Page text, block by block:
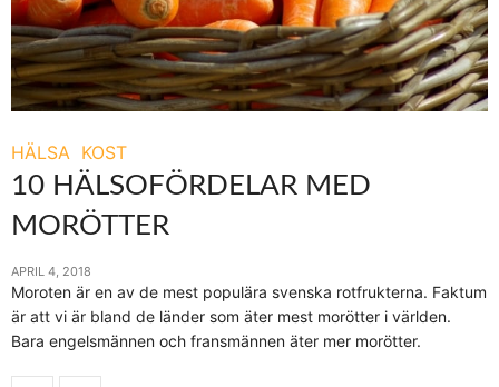
HÄLSA KOST
10 HÄLSOFÖRDELAR MED
MORÖTTER
APRIL 4, 2018
Moroten är en av de mest populära svenska rotfrukterna. Faktum
är att vi är bland de länder som äter mest morötter i världen.
Bara engelsmännen och fransmännen äter mer morötter.